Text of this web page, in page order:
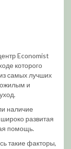
Economist
которого
самых лучших
и
наличие
развитая
помощь.
такие факторы,